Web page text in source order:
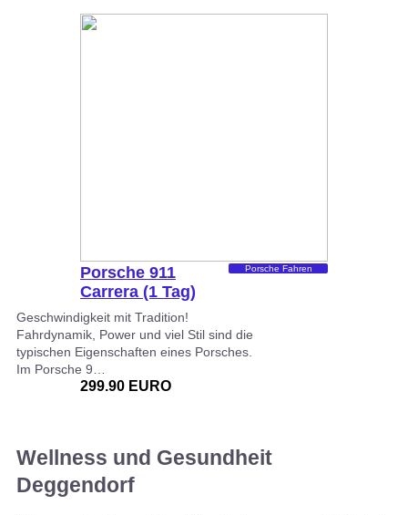
Porsche 911
Carrera (1 Tag)
Porsche Fahren
Geschwindigkeit mit Tradition!
Fahrdynamik, Power und viel Stil sind die
typischen Eigenschaften eines Porsches.
Im Porsche 9…
299.90 EURO
Wellness und Gesundheit
Deggendorf